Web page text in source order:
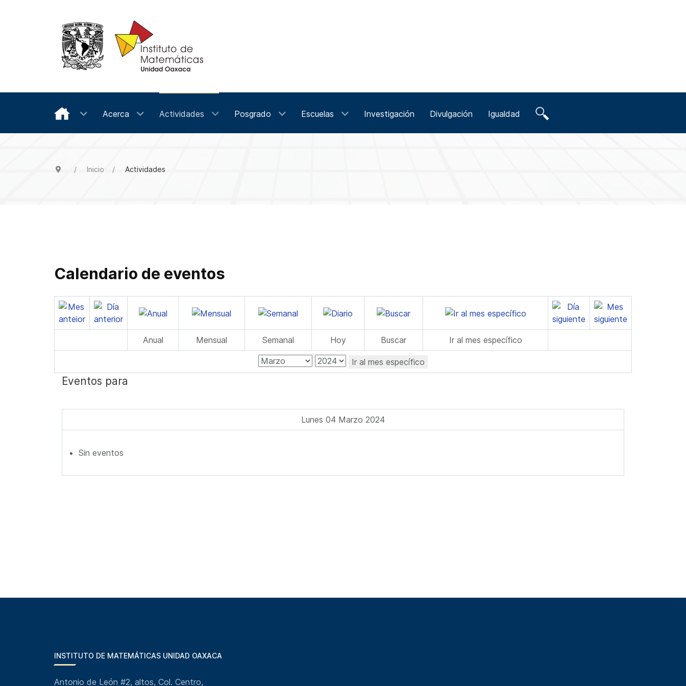
Acerca Actividades Posgrado Escuelas Investigación Divulgación Igualdad
Inicio Actividades
Calendario de eventos
Anual Mensual Semanal Hoy Buscar Ir al mes específico
Ir al mes específico
Eventos para
Lunes 04 Marzo 2024
Sin eventos
INSTITUTO DE MATEMÁTICAS UNIDAD OAXACA
Antonio de León #2, altos, Col. Centro,